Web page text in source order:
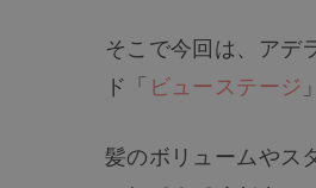
そこで今回は、アデ
ド「 ビューステージ
髪のボリュームやス